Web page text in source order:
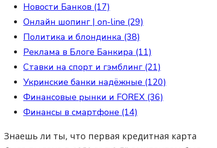
Новости Банков (17)
Онлайн шопинг | on-line (29)
Политика и блондинка (38)
Реклама в Блоге Банкира (11)
Ставки на спорт и гэмблинг (21)
Укринские банки надёжные (120)
Финансовые рынки и FOREX (36)
Финансы в смартфоне (14)
Знаешь ли ты, что первая кредитная карта